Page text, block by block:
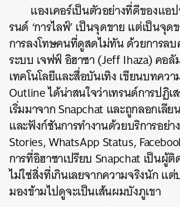
แองเคอร์เป็นตัวอย่างที่ดีของแอ
รนด์ ‘การไลฟ์’ เป็นจุดขาย แต่เป็นจุ
การลงโทษคนที่ดูสดไม่ทัน ด้วยการล
ระบบ เจฟฟ์ อิฮาซา (Jeff Ihaza) คอ
เทคโนโลยีและสื่อบันเทิง เขียนบทควา
Outline ได้น่าสนใจว่าเทรนด์การปฏิ
เริ่มมาจาก Snapchat และถูกลอกเลี
และฟังก์ชันการทำงานด้วยบริการอย่า
Stories, WhatsApp Status,
การที่อิฮาซาเปรียบ Snapchat เป็นผู้
ไม่ใช่สิ่งที่เกินเลยจากความจริงนัก แต่
มองข้ามไปดูจะเป็นเส้นผมบังภูเขา